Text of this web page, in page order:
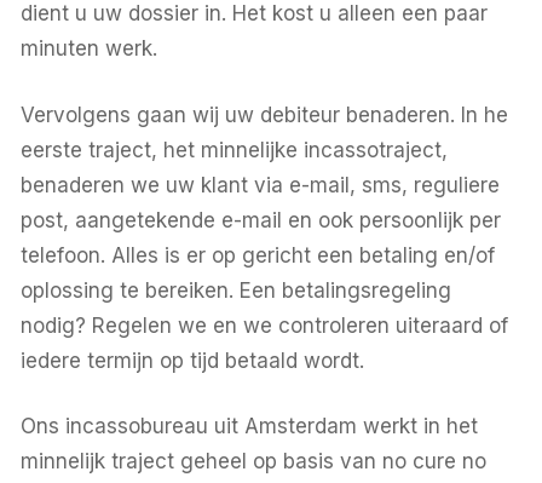
dient u uw dossier in. Het kost u alleen een paar
minuten werk.
Vervolgens gaan wij uw debiteur benaderen. In he
eerste traject, het minnelijke incassotraject,
benaderen we uw klant via e-mail, sms, reguliere
post, aangetekende e-mail en ook persoonlijk per
telefoon. Alles is er op gericht een betaling en/of
oplossing te bereiken. Een betalingsregeling
nodig? Regelen we en we controleren uiteraard of
iedere termijn op tijd betaald wordt.
Ons incassobureau uit Amsterdam werkt in het
minnelijk traject geheel op basis van no cure no